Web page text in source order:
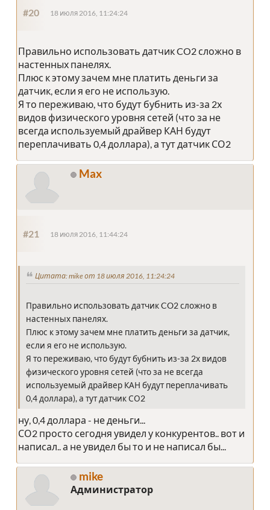
#20 18 июля 2016, 11:24:24
Правильно использовать датчик CO2 сложно в
настенных панелях.
Плюс к этому зачем мне платить деньги за
датчик, если я его не использую.
Я то переживаю, что будут бубнить из-за 2х
видов физического уровня сетей (что за не
всегда используемый драйвер КАН будут
переплачивать 0,4 доллара), а тут датчик СО2
Max
#21 18 июля 2016, 11:44:24
Цитата: mike от 18 июля 2016, 11:24:24
Правильно использовать датчик CO2 сложно в
настенных панелях.
Плюс к этому зачем мне платить деньги за датчик,
если я его не использую.
Я то переживаю, что будут бубнить из-за 2х видов
физического уровня сетей (что за не всегда
используемый драйвер КАН будут переплачивать
0,4 доллара), а тут датчик СО2
ну, 0,4 доллара - не деньги...
СО2 просто сегодня увидел у конкурентов.. вот и
написал.. а не увидел бы то и не написал бы...
mike
Администратор